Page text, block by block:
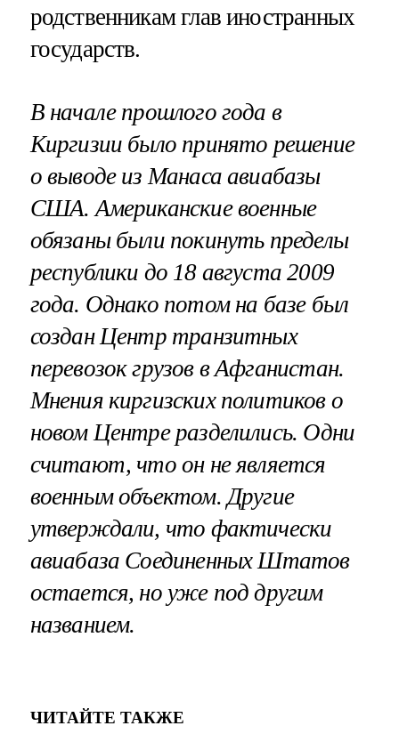
родственникам глав иностранных
государств.
В начале прошлого года в
Киргизии было принято решение
о выводе из Манаса авиабазы
США. Американские военные
обязаны были покинуть пределы
республики до 18 августа 2009
года. Однако потом на базе был
создан Центр транзитных
перевозок грузов в Афганистан.
Мнения киргизских политиков о
новом Центре разделились. Одни
считают, что он не является
военным объектом. Другие
утверждали, что фактически
авиабаза Соединенных Штатов
остается, но уже под другим
названием.
ЧИТАЙТЕ ТАКЖЕ